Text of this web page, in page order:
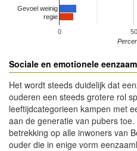
0 50
Gevoel weinig
regie
Sociale en emotionele
Het wordt steeds duidelijk dat
ouderen een steeds grotere rol
leeftijdcategorieen kampen met
aan de generatie van pubers
betrekking op alle inwoners van
ouder die in enige vorm